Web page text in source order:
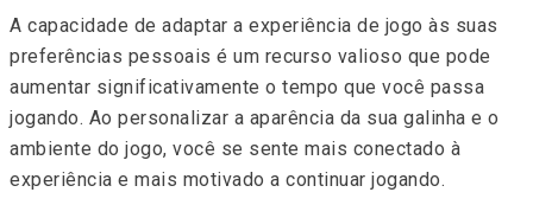
A capacidade de adaptar a experiência de jogo às suas
preferências pessoais é um recurso valioso que pode
aumentar significativamente o tempo que você passa
jogando. Ao personalizar a aparência da sua galinha e o
ambiente do jogo, você se sente mais conectado à
experiência e mais motivado a continuar jogando.